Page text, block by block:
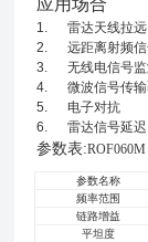
应用场合
1.雷达天线拉远
2.远距离射频
3.无线电信号监
4.微波信号传
5. 电子对抗
6.雷达信号延迟
参数表:ROF060M
参数名称
频率范围
链路增益
平坦度